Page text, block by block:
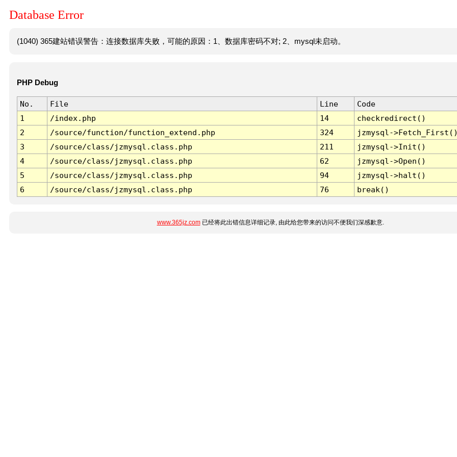
Database Error
(1040) 365建站错误警告：连接数据库失败，可能的原因：1、数据库密码不对; 2、mysql未启动。
PHP Debug
No. File Line
Code
1
/index.php 14
checkredirect()
2
/source/function/function_extend.php 324
jzmysql-
3
/source/class/jzmysql.class.php 211
jzmysql->Init()
4
/source/class/jzmysql.class.php 62
jzmysql->Open()
5
/source/class/jzmysql.class.php 94
jzmysql->halt()
6
/source/class/jzmysql.class.php 76 break()
www.365jz.com已经将此出错信息详细记录, 由此给您带来的访问不便我们深感歉意.